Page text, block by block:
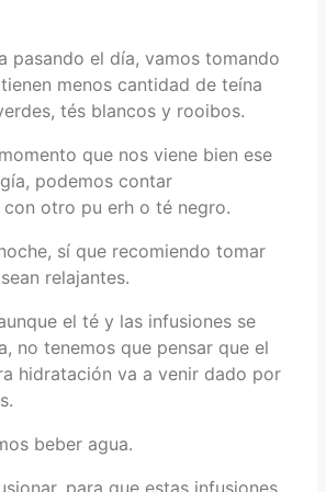
pasando el día, vamos tomando
menos cantidad de teína
tés blancos y rooibos.
que nos viene bien ese
podemos contar
otro pu erh o té negro.
sí que recomiendo tomar
relajantes.
el té y las infusiones se
no tenemos que pensar que el
hidratación va a venir dado por
beber agua.
para que estas infusiones